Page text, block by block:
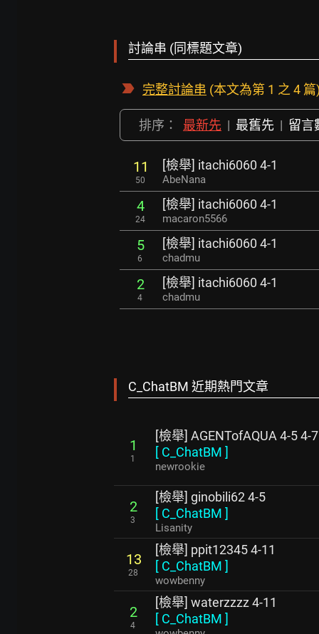
討論串 (同標題文章)
完整討論串 (本文為第 1 之 4
排序： 最新先 | 最舊先 | 留言
11
50
[檢舉] itachi6060 4-1
AbeNana
4
24
[檢舉] itachi6060 4-1
macaron5566
5
6
[檢舉] itachi6060 4-1
chadmu
2
4
[檢舉] itachi6060 4-1
chadmu
C_ChatBM 近期熱門文章
1
1
[檢舉] AGENTofAQUA 4-5 4-7
[ C_ChatBM ]
newrookie
2
3
[檢舉] ginobili62 4-5
[ C_ChatBM ]
Lisanity
13
28
[檢舉] ppit12345 4-11
[ C_ChatBM ]
wowbenny
2
4
[檢舉] waterzzzz 4-11
[ C_ChatBM ]